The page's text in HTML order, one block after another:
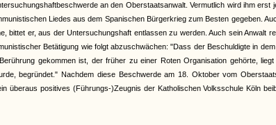
an den Oberstaatsanwalt. Vermutlich wird ihm erst
Liedes aus dem Spanischen Bürgerkrieg zum Besten gegeben.
bittet er, aus der Untersuchungshaft entlassen zu werden. Auch sein Anwalt
Betätigung wie folgt abzuschwächen: "Dass der Beschuldigte in dem
gekommen ist, der früher zu einer Roten Organisation gehörte,
begründet." Nachdem diese Beschwerde am 18. Oktober vom
positives (Führungs-)Zeugnis der Katholischen Volksschule Köln